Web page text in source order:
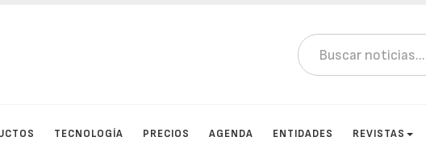
TECNOLOGÍA PRECIOS AGENDA ENTIDADES REVISTAS